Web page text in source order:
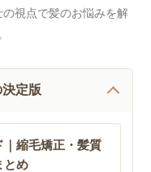
視点で髪のお悩みを解
定版
縮毛矯正・髪質
とめ